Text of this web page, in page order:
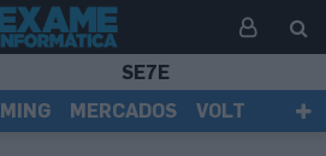
SE7E
MERCADOS
VOLT